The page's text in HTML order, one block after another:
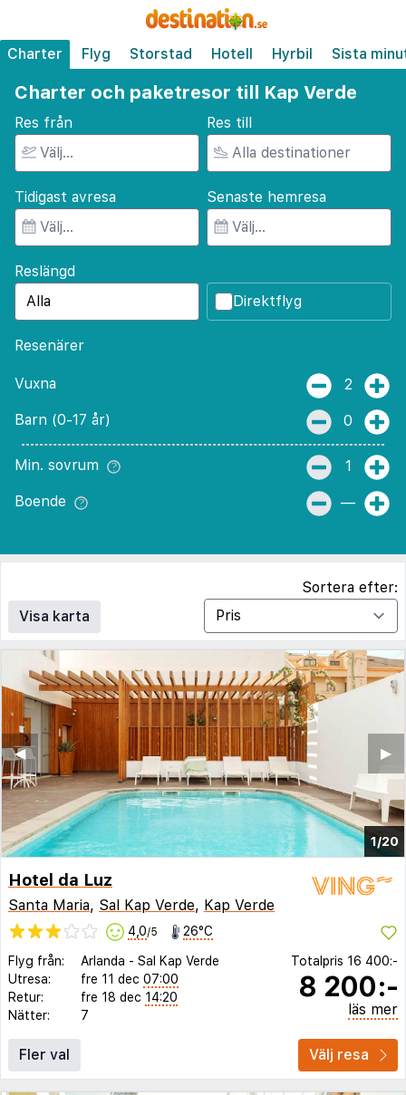
Charter Flyg Storstad Hotell Hyrbil Sista
Charter och paketresor till Kap Verde
Res från Res till
Tidigast avresa Senaste hemresa
Reslängd
Direktflyg
Resenärer
Vuxna 2
Barn (0-17 år) 0
Min. sovrum 1
Boende —
Visa karta
Sortera efter:
1/20
▶︎
◀︎
Hotel da Luz
Santa Maria, Sal Kap Verde, Kap Verde
4,0/5 26°C
Flyg från: Arlanda - Sal Kap Verde
Utresa:
fre 11 dec 07:00
Retur:
fre 18 dec 14:20
Nätter:
7
Totalpris 16 400:-
8 200:-
läs mer
Fler val Välj resa